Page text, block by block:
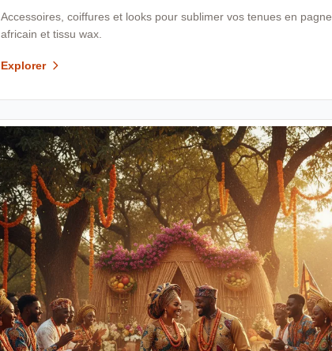
Accessoires, coiffures et looks pour sublimer vos tenues en pagne
africain et tissu wax.
Explorer